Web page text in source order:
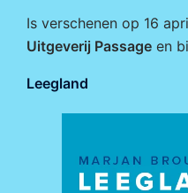
Is verschenen op 16
Uitgeverij Passage en
Leegland